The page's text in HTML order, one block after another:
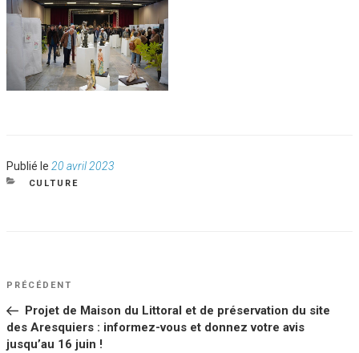
Publié le Publié
le
20 avril 2023
CATÉGORIES
CULTURE
NAVIGATION
DE
L’ARTICLE
Article
PRÉCÉDENT
Projet de Maison du Littoral et de préservation du site
des Aresquiers : informez-vous et donnez votre avis
jusqu’au 16 juin !